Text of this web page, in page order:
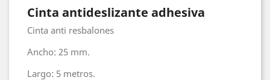
Cinta antideslizante adhesiva
Cinta anti resbalones
Ancho: 25 mm.
Largo: 5 metros.